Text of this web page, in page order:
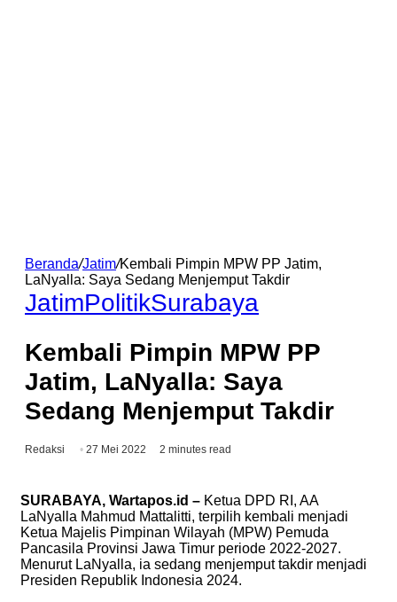
Beranda/Jatim/Kembali Pimpin MPW PP Jatim,
LaNyalla: Saya Sedang Menjemput Takdir
JatimPolitikSurabaya
Kembali Pimpin MPW PP
Jatim, LaNyalla: Saya
Sedang Menjemput Takdir
Redaksi 27 Mei 2022 2 minutes read
SURABAYA, Wartapos.id – Ketua DPD RI, AA
LaNyalla Mahmud Mattalitti, terpilih kembali menjadi
Ketua Majelis Pimpinan Wilayah (MPW) Pemuda
Pancasila Provinsi Jawa Timur periode 2022-2027.
Menurut LaNyalla, ia sedang menjemput takdir menjadi
Presiden Republik Indonesia 2024.